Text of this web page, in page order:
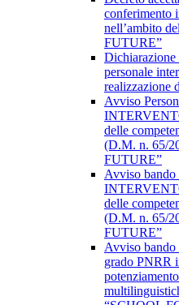
conferimento
nell’ambito
FUTURE”
Dichiarazione
personale
realizzazione
Avviso
delle
(D.M. n. 65/
FUTURE”
Avviso
delle
(D.M. n. 65/
FUTURE”
Avviso bando
grado PNRR